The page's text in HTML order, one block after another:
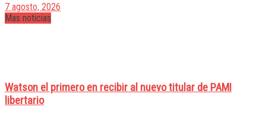
7 agosto, 2026
Mas noticias
Watson el primero en recibir al nuevo titular de PAMI
libertario